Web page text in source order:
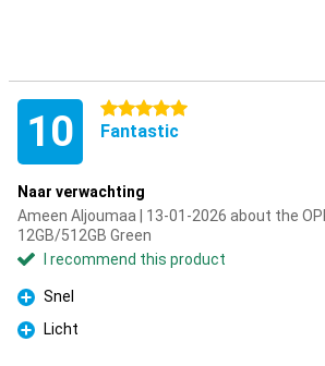
10 5 stars
Fantastic
Naar verwachting
Ameen Aljoumaa | 13-01-2026 about the
12GB/512GB Green
I recommend this product
Pro
Snel
Pro
Licht